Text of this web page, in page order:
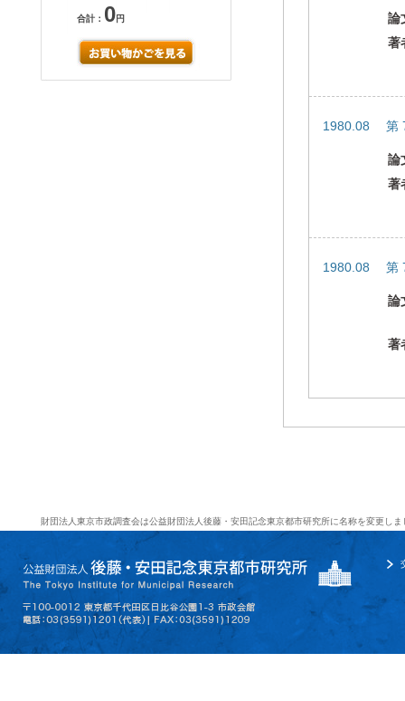
合計： 0円
論
著
1980.08 第
論
著
1980.08 第
論
著
財団法人東京市政調査会は公益財団法人後藤・安田記念東京都市研究所に名称を変更しま